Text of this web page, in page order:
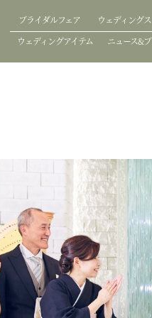
ブライダルフェア ウェディング
ウェディングアイテム
ニュース&